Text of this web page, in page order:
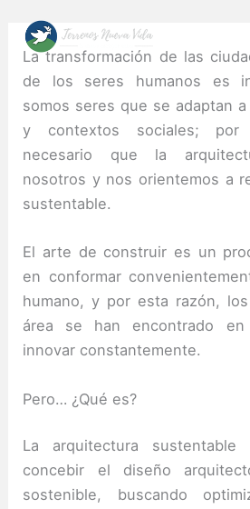
content
La transformación de las
de los seres humanos es
somos seres que se adaptan
y contextos sociales; por
necesario que la
nosotros y nos orientemos a
sustentable.
El arte de construir es un
en conformar
humano, y por esta razón,
área se han encontrado
innovar constantemente.
Pero… ¿Qué es?
La arquitectura
concebir el diseño
sostenible, buscando